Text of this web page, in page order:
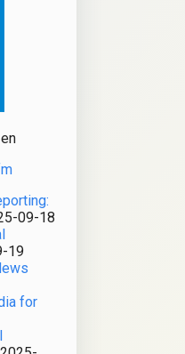
09-18
19
for